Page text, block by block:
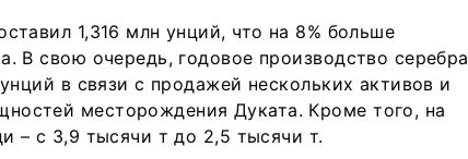
1,316 млн унций, что на 8% больше
В свою очередь, годовое производство серебра
в связи с продажей нескольких активов и
месторождения Дуката. Кроме того, на
– с 3,9 тысячи т до 2,5 тысячи т.